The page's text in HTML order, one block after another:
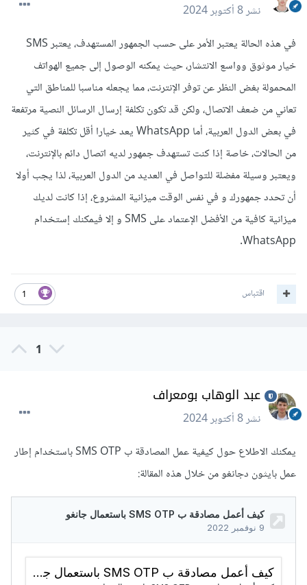
نشر8 أكتوبر 2024
في هذه الحالة يعتبر الأمر على حسب الجمهور المستهدف، يعتبر SMS
خيار موثوق وواسع الانتشار، حيث يمكنه الوصول إلى جميع الهواتف
المحمولة بغض النظر عن توفر الإنترنت، مما يجعله مناسبا للمناطق التي
تعاني من ضعف الاتصال، ولكن قد تكون تكلفة إرسال الرسائل النصية مرتفعة
في بعض الدول العربية، أما WhatsApp يعد خيارا أقل تكلفة في كثير
من الحالات، خاصة إذا كنت تستهدف جمهور لديه اتصال دائم بالإنترنت،
ويعتبر وسيلة مفضلة للتواصل في العديد من الدول العربية، لذا يجب أولا
أن تحدد جمهورك و في نفس الوقت ميزانية المشروع، إذا كانت لديك
ميزانية كافية من الأفضل الإعتماد على SMS و إلا فيمكنك إستخدام
WhatsApp.
1 اقتباس
1
عبد الوهاب بومعراف
نشر8 أكتوبر 2024
يمكنك الاطلاع حول كيفية عمل المصادقة ب SMS OTP باستخدام إطار
عمل بايثون دجانغو من خلال هذه المقالة: